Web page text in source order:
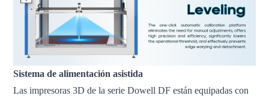
Sistema de alimentación asistida
Las impresoras 3D de la serie Dowell DF están equipadas con